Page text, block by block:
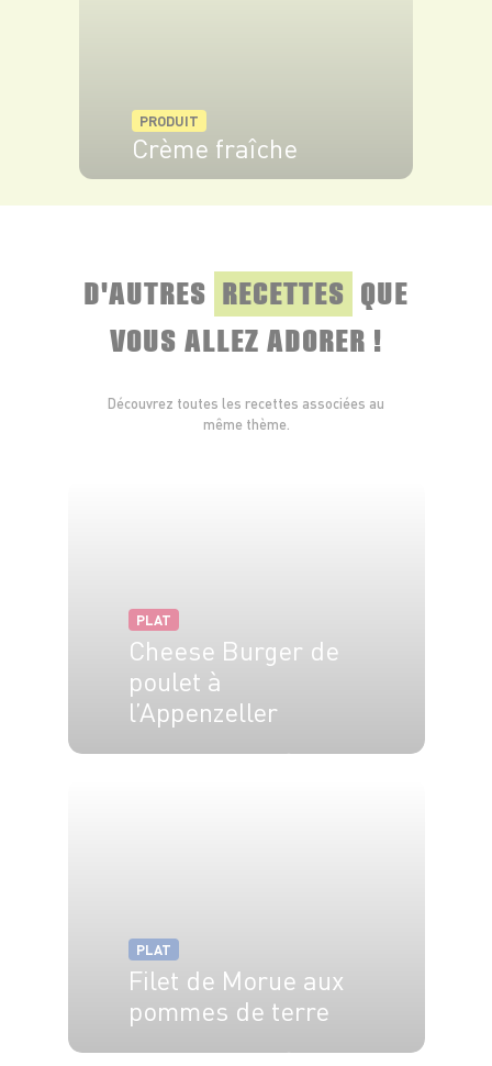
PRODUIT
Crème fraîche
D'AUTRES RECETTES QUE
VOUS ALLEZ ADORER !
Découvrez toutes les recettes associées au
même thème.
PLAT
Cheese Burger de
poulet à
l’Appenzeller
PLAT
Filet de Morue aux
pommes de terre